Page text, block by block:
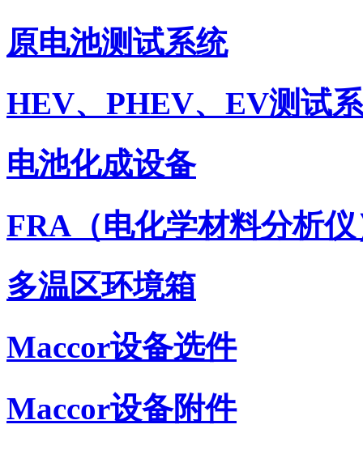
原电池测试系统
HEV、PHEV、EV测试
电池化成设备
FRA（电化学材料分析仪
多温区环境箱
Maccor设备选件
Maccor设备附件